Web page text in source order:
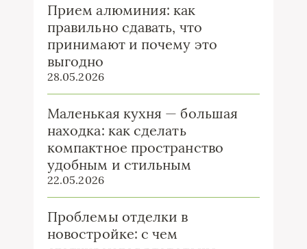
Прием алюминия: как
правильно сдавать, что
принимают и почему это
выгодно
28.05.2026
Маленькая кухня — большая
находка: как сделать
компактное пространство
удобным и стильным
22.05.2026
Проблемы отделки в
новостройке: с чем